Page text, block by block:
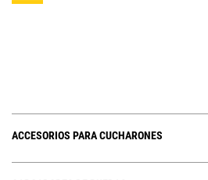
ACCESORIOS PARA CUCHARONES